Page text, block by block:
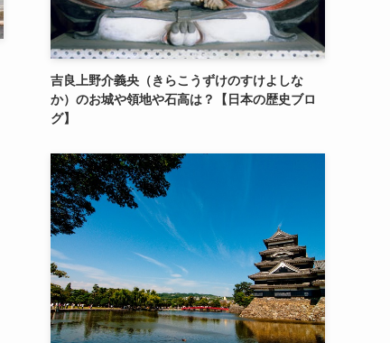
吉良上野介義央（きらこうずけのすけよしな
か）のお城や領地や石高は？【日本の歴史ブロ
グ】